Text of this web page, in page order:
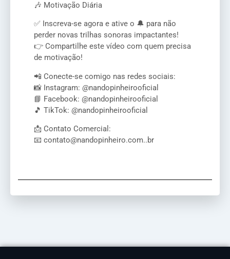
🎶 Motivação Diária
✅ Inscreva-se agora e ative o 🔔 para não
perder novas trilhas sonoras impactantes!
👉 Compartilhe este vídeo com quem precisa
de motivação!
📲 Conecte-se comigo nas redes sociais:
📸 Instagram: @nandopinheirooficial
📘 Facebook: @nandopinheirooficial
🎵 TikTok: @nandopinheirooficial
📩 Contato Comercial:
📧 contato@nandopinheiro.com..br